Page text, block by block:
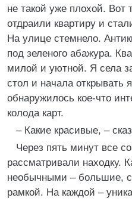
не такой уже плохой. Вот
отдраили квартиру и
На улице стемнело.
под зеленого абажура.
милой и уютной. Я села
стол и начала открывать
обнаружилось кое-что
колода карт.
– Какие красивые, –
Через пять минут все
рассматривали находку.
необычными – большие,
рамкой. На каждой –